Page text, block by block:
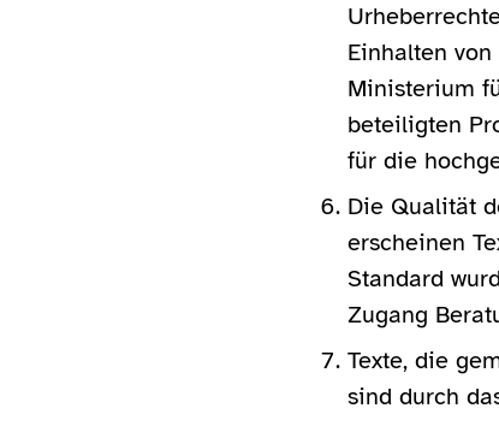
Einhalten
Ministerium
beteiligten
für die
Die Qualität
erscheinen
Standard
Zugang
Texte, die
sind durch